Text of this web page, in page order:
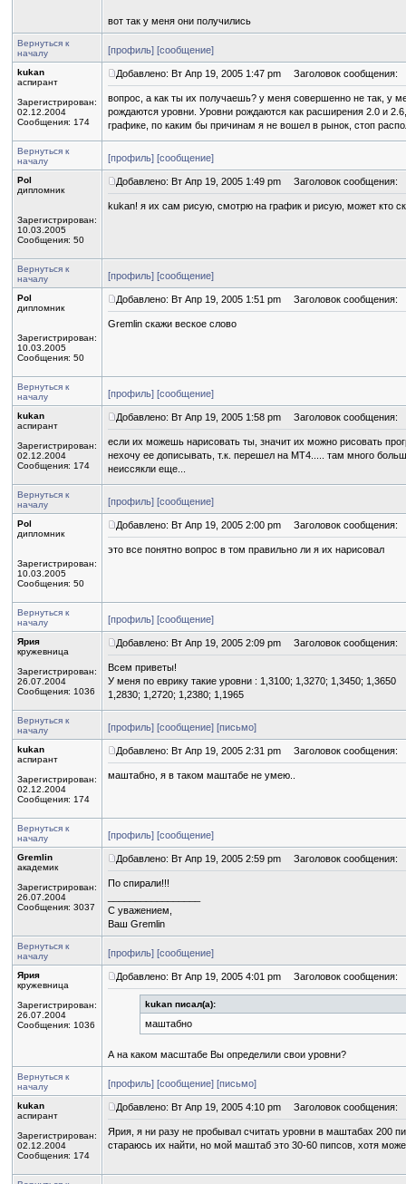
вот так у меня они получились
Вернуться к
началу
[профиль] [сообщение]
kukan
аспирант
Зарегистрирован:
02.12.2004
Сообщения: 174
Добавлено: Вт Апр 19, 2005 1:47 pm Заголовок сообщения:
вопрос, а как ты их получаешь? у меня совершенно не так, у
рождаются уровни. Уровни рождаются как расширения 2.0 и
графике, по каким бы причинам я не вошел в рынок, стоп
Вернуться к
началу
[профиль] [сообщение]
Pol
дипломник
Зарегистрирован:
10.03.2005
Сообщения: 50
Добавлено: Вт Апр 19, 2005 1:49 pm Заголовок сообщения:
kukan! я их сам рисую, смотрю на график и рисую, может кто
Вернуться к
началу
[профиль] [сообщение]
Pol
дипломник
Зарегистрирован:
10.03.2005
Сообщения: 50
Добавлено: Вт Апр 19, 2005 1:51 pm Заголовок сообщения:
Gremlin скажи веское слово
Вернуться к
началу
[профиль] [сообщение]
kukan
аспирант
Зарегистрирован:
02.12.2004
Сообщения: 174
Добавлено: Вт Апр 19, 2005 1:58 pm Заголовок сообщения:
если их можешь нарисовать ты, значит их можно рисовать
нехочу ее дописывать, т.к. перешел на MT4..... там много
неиссякли еще...
Вернуться к
началу
[профиль] [сообщение]
Pol
дипломник
Зарегистрирован:
10.03.2005
Сообщения: 50
Добавлено: Вт Апр 19, 2005 2:00 pm Заголовок сообщения:
это все понятно вопрос в том правильно ли я их нарисовал
Вернуться к
началу
[профиль] [сообщение]
Ярия
кружевница
Зарегистрирован:
26.07.2004
Сообщения: 1036
Добавлено: Вт Апр 19, 2005 2:09 pm Заголовок сообщения:
Всем приветы!
У меня по еврику такие уровни : 1,3100; 1,3270; 1,3450; 1,3650
1,2830; 1,2720; 1,2380; 1,1965
Вернуться к
началу
[профиль] [сообщение] [письмо]
kukan
аспирант
Зарегистрирован:
02.12.2004
Сообщения: 174
Добавлено: Вт Апр 19, 2005 2:31 pm Заголовок сообщения:
маштабно, я в таком маштабе не умею..
Вернуться к
началу
[профиль] [сообщение]
Gremlin
академик
Зарегистрирован:
26.07.2004
Сообщения: 3037
Добавлено: Вт Апр 19, 2005 2:59 pm Заголовок сообщения:
По спирали!!!
С уважением,
Ваш Gremlin
Вернуться к
началу
[профиль] [сообщение]
Ярия
кружевница
Зарегистрирован:
26.07.2004
Сообщения: 1036
Добавлено: Вт Апр 19, 2005 4:01 pm Заголовок сообщения:
kukan писал(а):
маштабно
А на каком масштабе Вы определили свои уровни?
Вернуться к
началу
[профиль] [сообщение] [письмо]
kukan
аспирант
Зарегистрирован:
02.12.2004
Сообщения: 174
Добавлено: Вт Апр 19, 2005 4:10 pm Заголовок сообщения:
Ярия, я ни разу не пробывал считать уровни в маштабах 200
стараюсь их найти, но мой маштаб это 30-60 пипсов, хотя